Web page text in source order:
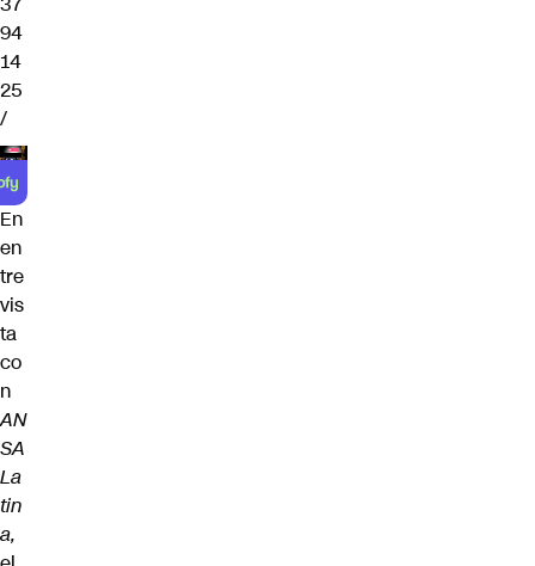
94
14
25
/
En
en
tre
vis
ta
co
n
AN
SA
La
tin
a,